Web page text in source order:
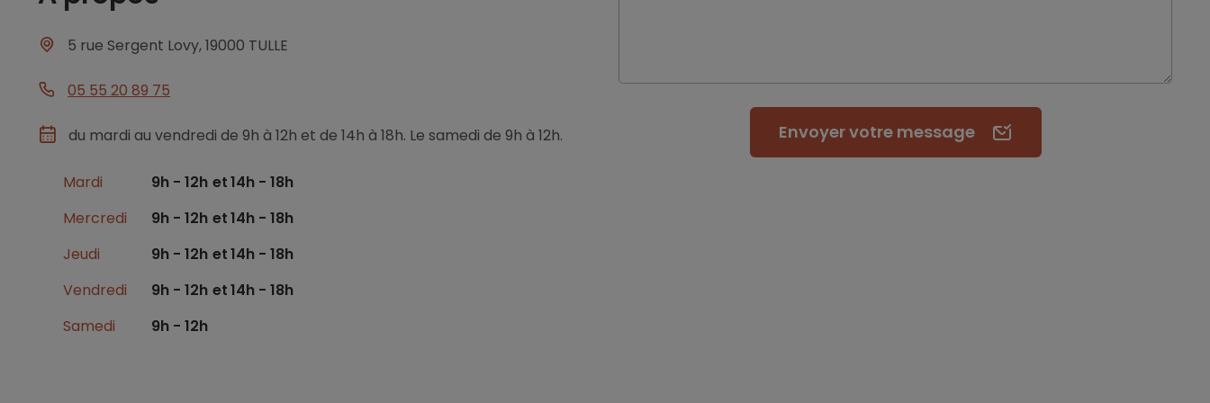
5 rue Sergent Lovy, 19000 TULLE
05 55 20 89 75
du mardi au vendredi de 9h à 12h et de 14h à 18h. Le samedi de 9h à 12h.
Mardi 9h - 12h
14h - 18h
Mercredi
9h - 12h
14h - 18h
Jeudi
9h - 12h
14h - 18h
Vendredi
9h - 12h
14h - 18h
Samedi
9h - 12h
Envoyervotre message